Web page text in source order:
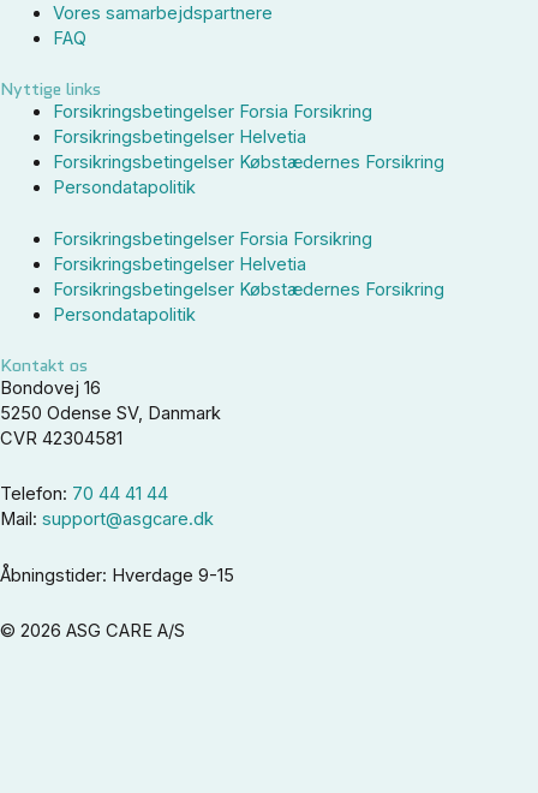
Vores samarbejdspartnere
FAQ
Nyttige links
Forsikringsbetingelser Forsia Forsikring
Forsikringsbetingelser Helvetia
Forsikringsbetingelser Købstædernes Forsikring
Persondatapolitik
Forsikringsbetingelser Forsia Forsikring
Forsikringsbetingelser Helvetia
Forsikringsbetingelser Købstædernes Forsikring
Persondatapolitik
Kontakt os
Bondovej 16
5250 Odense SV, Danmark
CVR 42304581
Telefon: 70 44 41 44
Mail: support@asgcare.dk
Åbningstider: Hverdage 9-15
© 2026 ASG CARE A/S